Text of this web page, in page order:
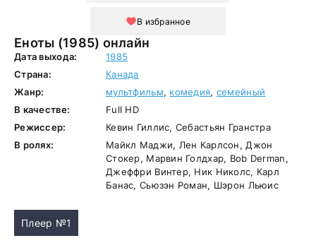
Еноты (1985) онлайн
В избранное
Дата выхода:
1985
Страна:
Канада
Жанр:
мультфильм, комедия, семейный
В качестве:
Full HD
Режиссер:
Кевин Гиллис, Себастьян Гранстра
В ролях:
Майкл Маджи, Лен Карлсон, Джон
Стокер, Марвин Голдхар, Bob Derman,
Джеффри Винтер, Ник Николс, Карл
Банас, Сьюзэн Роман, Шэрон Льюис
Плеер №1